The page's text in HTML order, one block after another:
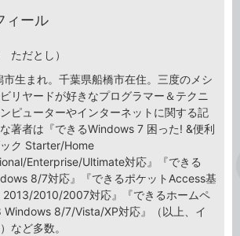
ィール
ただとし）
生まれ。千葉県船橋市在住。三度のメシ
リヤードが好きなプログラマー＆テクニ
ピューターやインターネットに関する記
著者は『できるWindows 7 困った! &便利
ク Starter/Home
Enterprise/Ultimate対応』『できる
8/7対応』『できるポケットAccess基
2013/2010/2007対応』『できるホームペ
Windows 8/7/Vista/XP対応』（以上、イ
など多数。